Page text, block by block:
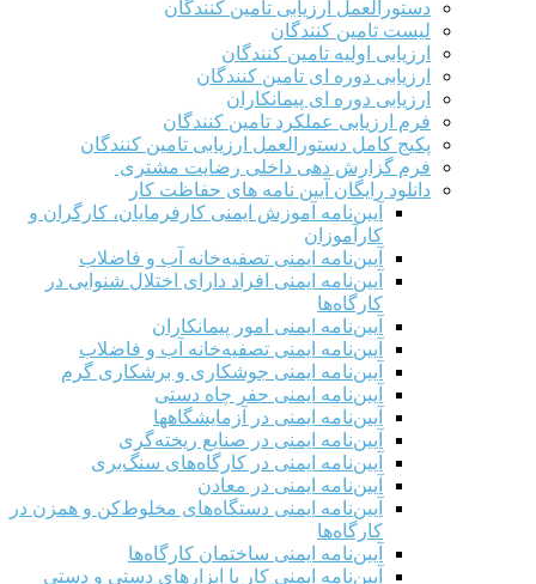
دستورالعمل ارزیابی تامین کنندگان
لیست تامین کنندگان
ارزیابی اولیه تامین کنندگان
ارزیابی دوره ای تامین کنندگان
ارزیابی دوره ای پیمانکاران
فرم ارزيابی عملکرد تامین کنندگان
پکیج کامل دستورالعمل ارزیابی تامین کنندگان
فرم گزارش دهی داخلی رضایت مشتری
دانلود رایگان آیین نامه های حفاظت کار
آیین‌نامه آموزش ایمنی کارفرمایان، کارگران و
کارآموزان
آیین‌نامه ایمنی تصفیه‌خانه آب و فاضلاب
آیین‌نامه ایمنی افراد دارای اختلال شنوایی در
کارگاه‌ها
آیین‌نامه ایمنی امور پیمانکاران
آیین‌نامه ایمنی تصفیه‌خانه آب و فاضلاب
آیین‌نامه ایمنی جوشکاری و برشکاری گرم
آیین‌نامه ایمنی حفر چاه دستی
آیین‌نامه ایمنی در آزمایشگاهها
آیین‌نامه ایمنی در صنایع ریخته‌گری
آیین‌نامه ایمنی در کارگاه‌های سنگ‌بری
آیین‌نامه ایمنی در معادن
آیین‌نامه ایمنی دستگاه‌های مخلوط‌کن و همزن در
کارگاه‌ها
آیین‌نامه ایمنی ساختمان کارگاه‌ها
آیین‌نامه ایمنی کار با ابزارهای دستی و دستی